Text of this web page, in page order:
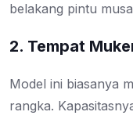
belakang pintu
2. Tempat
Model ini biasanya
rangka.